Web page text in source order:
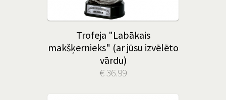
Trofeja "Labākais
makšķernieks" (ar jūsu izvēlēto
vārdu)
€ 36.99